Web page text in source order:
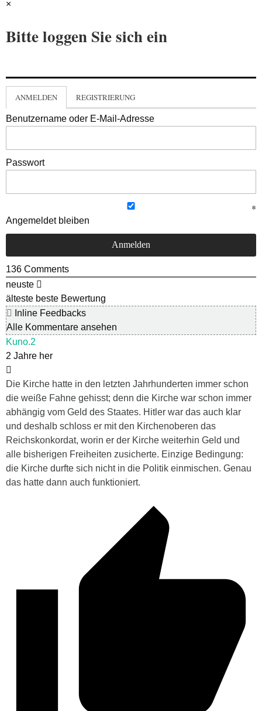
×
Bitte loggen Sie sich ein
ANMELDEN REGISTRIERUNG
Benutzername oder E-Mail-Adresse
Passwort
Angemeldet bleiben
136 Comments
neuste
älteste beste Bewertung
Inline Feedbacks
Alle Kommentare ansehen
Kuno.2
2 Jahre her
Die Kirche hatte in den letzten Jahrhunderten immer schon
die weiße Fahne gehisst; denn die Kirche war schon immer
abhängig vom Geld des Staates. Hitler war das auch klar
und deshalb schloss er mit den Kirchenoberen das
Reichskonkordat, worin er der Kirche weiterhin Geld und
alle bisherigen Freiheiten zusicherte. Einzige Bedingung:
die Kirche durfte sich nicht in die Politik einmischen. Genau
das hatte dann auch funktioniert.